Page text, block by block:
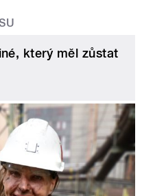
který měl zůstat